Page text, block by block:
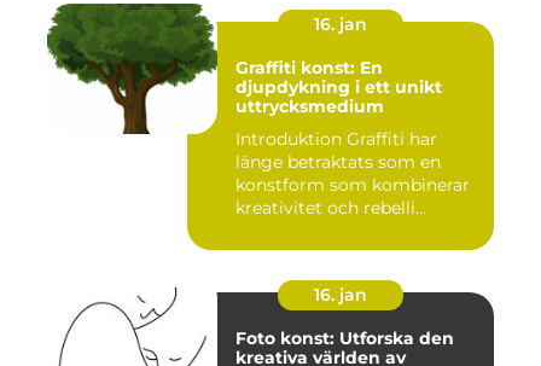
16. jan
Graffiti konst: En
djupdykning i ett unikt
uttrycksmedium
Introduktion Graffiti har
länge betraktats som en
konstform som kombinerar
kreativitet och rebelli...
16. jan
Foto konst: Utforska den
kreativa världen av